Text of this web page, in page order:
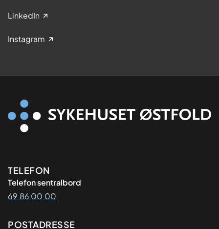
LinkedIn
Instagram
Kontaktinformasjon
TELEFON
Telefon sentralbord
69 86 00 00
POSTADRESSE